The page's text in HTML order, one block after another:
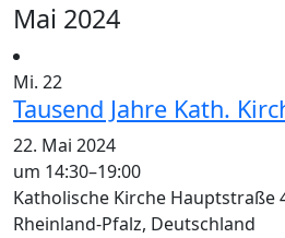
Mai 2024
Mi. 22
Tausend Jahre Kath.
22. Mai 2024
um 14:30–19:00
Katholische Kirche Hauptstraße
Rheinland-Pfalz, Deutschland